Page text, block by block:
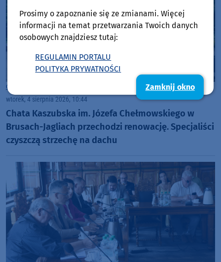
Gmina Brusy
wtorek, 4 sierpnia 2026, 10:44
Chata Kaszubska im. Józefa Chełmowskiego w
Brusach-Jagliach przechodzi renowację. Specjaliści
czyszczą strzechę na dachu
Prosimy o zapoznanie się ze zmianami. Więcej
informacji na temat przetwarzania Twoich danych
osobowych znajdziesz tutaj:
REGULAMIN PORTALU
POLITYKA PRYWATNOŚCI
Zamknij okno